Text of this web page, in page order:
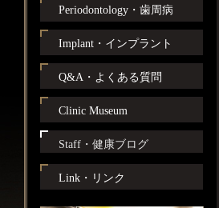
Periodontology・歯周病
Implant・インプラント
Q&A・よくある質問
Clinic Museum
Staff・健康ブログ
Link・リンク